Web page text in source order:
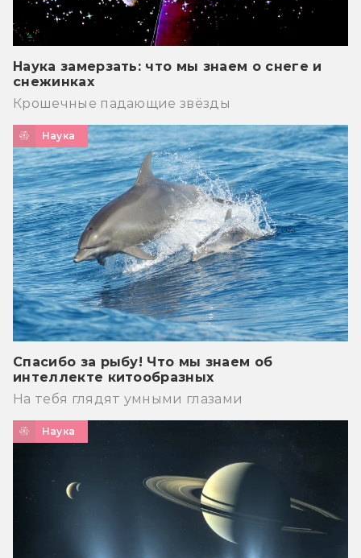
Наука замерзать: что мы знаем о снеге и
снежинках
Крошечные падающие звёзды
Наука
Спасибо за рыбу! Что мы знаем об
интеллекте китообразных
На тебя глядят умными глазами
Наука